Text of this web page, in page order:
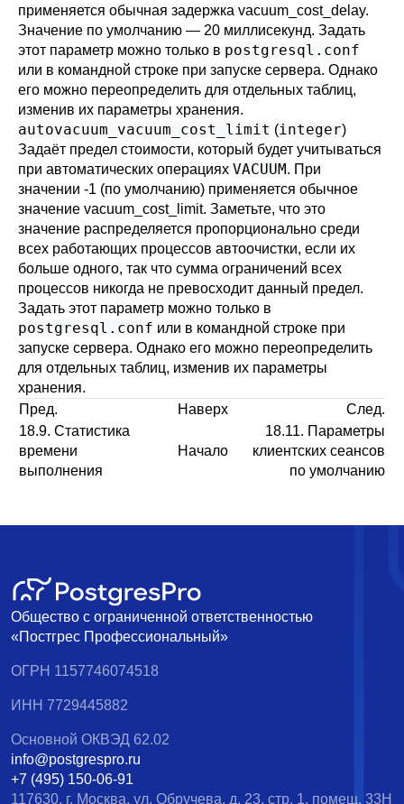
применяется обычная задержка vacuum_cost_delay.
Значение по умолчанию — 20 миллисекунд. Задать
этот параметр можно только в postgresql.conf
или в командной строке при запуске сервера. Однако
его можно переопределить для отдельных таблиц,
изменив их параметры хранения.
autovacuum_vacuum_cost_limit (integer)
Задаёт предел стоимости, который будет учитываться
при автоматических операциях VACUUM. При
значении -1 (по умолчанию) применяется обычное
значение vacuum_cost_limit. Заметьте, что это
значение распределяется пропорционально среди
всех работающих процессов автоочистки, если их
больше одного, так что сумма ограничений всех
процессов никогда не превосходит данный предел.
Задать этот параметр можно только в
postgresql.conf или в командной строке при
запуске сервера. Однако его можно переопределить
для отдельных таблиц, изменив их параметры
хранения.
Пред.
Наверх
След.
18.9. Статистика
времени
выполнения
Начало
18.11. Параметры
клиентских сеансов
по умолчанию
Общество с ограниченной ответственностью
«Постгрес Профессиональный»
ОГРН 1157746074518
ИНН 7729445882
Основной ОКВЭД 62.02
info@postgrespro.ru
+7 (495) 150-06-91
117630, г. Москва, ул. Обручева, д. 23, стр. 1, помещ. 33Н